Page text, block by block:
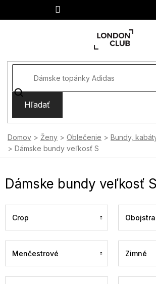
Hľadať
Domov Ženy Oblečenie Bundy,
Dámske bundy veľkosť S
Dámske bundy veľkosť S
Crop
Menčestrové Zimné